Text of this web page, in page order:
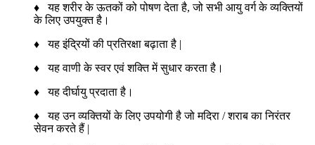
♦ यह शरीर के ऊतकों को पोषण देता है, जो सभी आयु वर्ग के व्यक्तियों
के लिए उपयुक्त है।
♦ यह इंद्रियों की प्रतिरक्षा बढ़ाता है |
♦ यह वाणी के स्वर एवं शक्ति में सुधार करता है।
♦ यह दीर्घायु प्रदाता है।
♦ यह उन व्यक्तियों के लिए उपयोगी है जो मदिरा / शराब का निरंतर
सेवन करते हैं |